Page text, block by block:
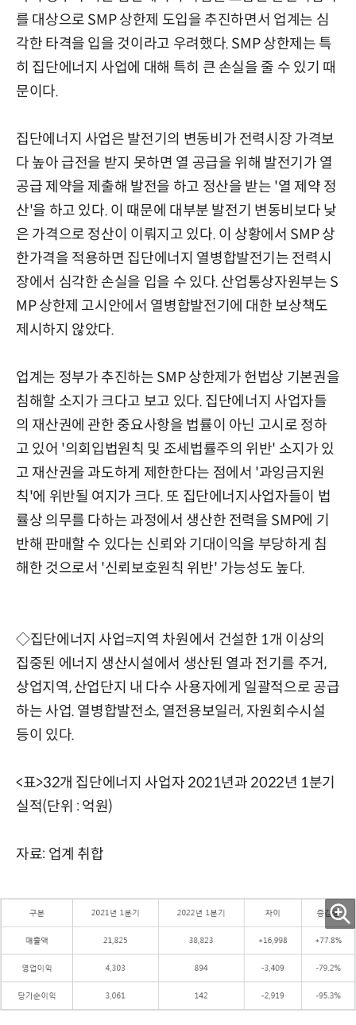
를 대상으로 SMP 상한제 도입을 추진하면서 업계는 심
각한 타격을 입을 것이라고 우려했다. SMP 상한제는 특
히 집단에너지 사업에 대해 특히 큰 손실을 줄 수 있기 때
문이다.
집단에너지 사업은 발전기의 변동비가 전력시장 가격보
다 높아 급전을 받지 못하면 열 공급을 위해 발전기가 열
공급 제약을 제출해 발전을 하고 정산을 받는 '열 제약 정
산'을 하고 있다. 이 때문에 대부분 발전기 변동비보다 낮
은 가격으로 정산이 이뤄지고 있다. 이 상황에서 SMP 상
한가격을 적용하면 집단에너지 열병합발전기는 전력시
장에서 심각한 손실을 입을 수 있다. 산업통상자원부는 S
MP 상한제 고시안에서 열병합발전기에 대한 보상책도
제시하지 않았다.
업계는 정부가 추진하는 SMP 상한제가 헌법상 기본권을
침해할 소지가 크다고 보고 있다. 집단에너지 사업자들
의 재산권에 관한 중요사항을 법률이 아닌 고시로 정하
고 있어 '의회입법원칙 및 조세법률주의 위반' 소지가 있
고 재산권을 과도하게 제한한다는 점에서 '과잉금지원
칙'에 위반될 여지가 크다. 또 집단에너지사업자들이 법
률상 의무를 다하는 과정에서 생산한 전력을 SMP에 기
반해 판매할 수 있다는 신뢰와 기대이익을 부당하게 침
해한 것으로서 '신뢰보호원칙 위반' 가능성도 높다.
◇집단에너지 사업=지역 차원에서 건설한 1개 이상의
집중된 에너지 생산시설에서 생산된 열과 전기를 주거,
상업지역, 산업단지 내 다수 사용자에게 일괄적으로 공급
하는 사업. 열병합발전소, 열전용보일러, 자원회수시설
등이 있다.
<표>32개 집단에너지 사업자 2021년과 2022년 1분기
실적(단위 : 억원)
자료: 업계 취합